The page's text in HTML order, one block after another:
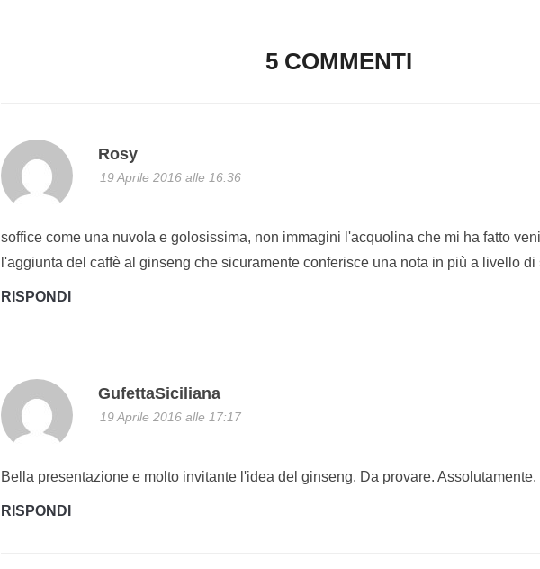
5 COMMENTI
Rosy
19 Aprile 2016 alle 16:36
soffice come una nuvola e golosissima, non immagini l'acquolina che mi ha fatto
l'aggiunta del caffè al ginseng che sicuramente conferisce una nota in più a livello di
RISPONDI
GufettaSiciliana
19 Aprile 2016 alle 17:17
Bella presentazione e molto invitante l'idea del ginseng. Da provare. Assolutamente.
RISPONDI